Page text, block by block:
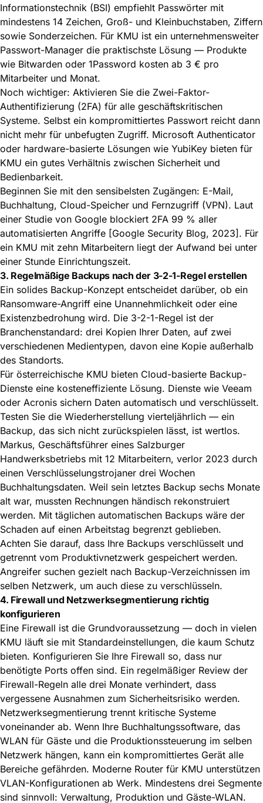
Informationstechnik (BSI) empfiehlt Passwörter mit
mindestens 14 Zeichen, Groß- und Kleinbuchstaben, Ziffern
sowie Sonderzeichen. Für KMU ist ein unternehmensweiter
Passwort-Manager die praktischste Lösung — Produkte
wie Bitwarden oder 1Password kosten ab 3 € pro
Mitarbeiter und Monat.
Noch wichtiger: Aktivieren Sie die Zwei-Faktor-
Authentifizierung (2FA) für alle geschäftskritischen
Systeme. Selbst ein kompromittiertes Passwort reicht dann
nicht mehr für unbefugten Zugriff. Microsoft Authenticator
oder hardware-basierte Lösungen wie YubiKey bieten für
KMU ein gutes Verhältnis zwischen Sicherheit und
Bedienbarkeit.
Beginnen Sie mit den sensibelsten Zugängen: E-Mail,
Buchhaltung, Cloud-Speicher und Fernzugriff (VPN). Laut
einer Studie von Google blockiert 2FA 99 % aller
automatisierten Angriffe [Google Security Blog, 2023]. Für
ein KMU mit zehn Mitarbeitern liegt der Aufwand bei unter
einer Stunde Einrichtungszeit.
3. Regelmäßige Backups nach der 3-2-1-Regel erstellen
Ein solides Backup-Konzept entscheidet darüber, ob ein
Ransomware-Angriff eine Unannehmlichkeit oder eine
Existenzbedrohung wird. Die 3-2-1-Regel ist der
Branchenstandard: drei Kopien Ihrer Daten, auf zwei
verschiedenen Medientypen, davon eine Kopie außerhalb
des Standorts.
Für österreichische KMU bieten Cloud-basierte Backup-
Dienste eine kosteneffiziente Lösung. Dienste wie Veeam
oder Acronis sichern Daten automatisch und verschlüsselt.
Testen Sie die Wiederherstellung vierteljährlich — ein
Backup, das sich nicht zurückspielen lässt, ist wertlos.
Markus, Geschäftsführer eines Salzburger
Handwerksbetriebs mit 12 Mitarbeitern, verlor 2023 durch
einen Verschlüsselungstrojaner drei Wochen
Buchhaltungsdaten. Weil sein letztes Backup sechs Monate
alt war, mussten Rechnungen händisch rekonstruiert
werden. Mit täglichen automatischen Backups wäre der
Schaden auf einen Arbeitstag begrenzt geblieben.
Achten Sie darauf, dass Ihre Backups verschlüsselt und
getrennt vom Produktivnetzwerk gespeichert werden.
Angreifer suchen gezielt nach Backup-Verzeichnissen im
selben Netzwerk, um auch diese zu verschlüsseln.
4. Firewall und Netzwerksegmentierung richtig
konfigurieren
Eine Firewall ist die Grundvoraussetzung — doch in vielen
KMU läuft sie mit Standardeinstellungen, die kaum Schutz
bieten. Konfigurieren Sie Ihre Firewall so, dass nur
benötigte Ports offen sind. Ein regelmäßiger Review der
Firewall-Regeln alle drei Monate verhindert, dass
vergessene Ausnahmen zum Sicherheitsrisiko werden.
Netzwerksegmentierung trennt kritische Systeme
voneinander ab. Wenn Ihre Buchhaltungssoftware, das
WLAN für Gäste und die Produktionssteuerung im selben
Netzwerk hängen, kann ein kompromittiertes Gerät alle
Bereiche gefährden. Moderne Router für KMU unterstützen
VLAN-Konfigurationen ab Werk. Mindestens drei Segmente
sind sinnvoll: Verwaltung, Produktion und Gäste-WLAN.